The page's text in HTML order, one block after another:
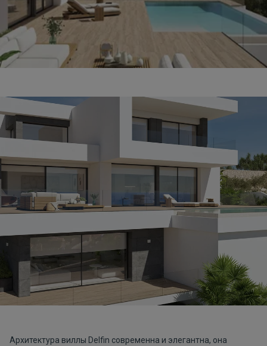
Архитектура виллы Delfin современна и элегантна, она